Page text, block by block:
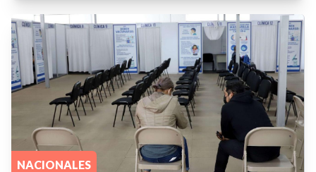
NACIONALES